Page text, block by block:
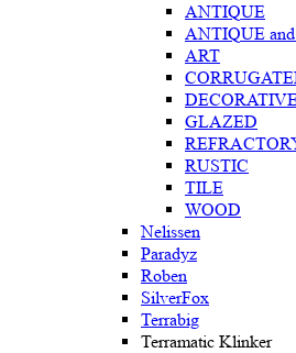
ANTIQUE
ANTIQUE
ART
GLAZED
RUSTIC
TILE
WOOD
Nelissen
Paradyz
Roben
SilverFox
Terrabig
Terramatic Klinker